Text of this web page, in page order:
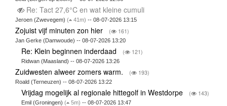
Re: Tact 27,6°C en wat kleine cumuli
Jeroen (Zwevegem) ( 41m) -- 08-07-2026 13:15
Zojuist vijf minuten zon hier ( 161)
Jan Gerke (Damwoude) -- 08-07-2026 13:20
Re: Klein beginnen inderdaad ( 121)
Ridwan (Maasland) -- 08-07-2026 13:26
Zuidwesten alweer zomers warm. ( 193)
Roald (Terneuzen) -- 08-07-2026 13:22
Vrijdag mogelijk al regionale hittegolf in Westdorpe ( 143)
Emil (Groningen)( 5m) -- 08-07-2026 13:47